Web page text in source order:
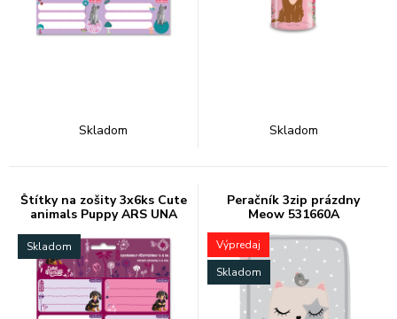
Skladom Skladom
Štítky na zošity 3x6ks Cute
animals Puppy ARS UNA
Skladom
Peračník 3zip prázdny
Meow 531660A
Výpredaj
Skladom